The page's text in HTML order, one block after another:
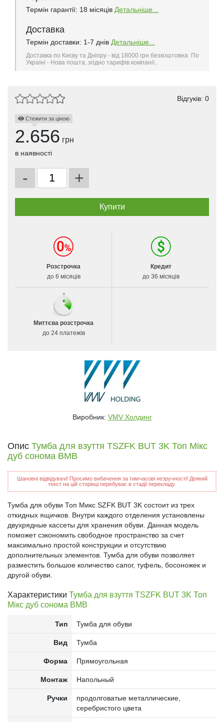
Термін гарантії: 18 місяців Детальніше...
Доставка
Термін доставки: 1-7 днів Детальніше...
Доставка по Києву та Дніпру - від 18000 грн безкоштовна. По
Україні - Нова пошта, згідно тарифів компанії..
Відгуків: 0
Стежити за ціною
2.656 грн
в наявності
- +
Розстрочка
до 6 місяців
Кредит
до 36 місяців
Миттєва розстрочка
до 24 платежів
Виробник: VMV Холдинг
Опис Тумба для взуття ТSZFK BUT 3K Топ Мікс
дуб сонома ВМВ
Шановні відвідувачі! Просимо вибачення за тимчасові незручності! Деякий
текст на цій сторінці перебуває в стадії перекладу.
Тумба для обуви Топ Микс SZFK BUT 3K состоит из трех
откидных ящичков. Внутри каждого отделения установлены
двухрядные кассеты для хранения обуви. Данная модель
поможет сэкономить свободное пространство за счет
максимально простой конструкции и отсутствию
дополнительных элементов. Тумба для обуви позволяет
разместить большое количество сапог, туфель, босоножек и
другой обуви.
Характеристики Тумба для взуття ТSZFK BUT 3K Топ
Мікс дуб сонома ВМВ
Тип Тумба для обуви
Вид Тумба
Форма Прямоугольная
Монтаж Напольный
Ручки
продолговатые металлические,
серебристого цвета